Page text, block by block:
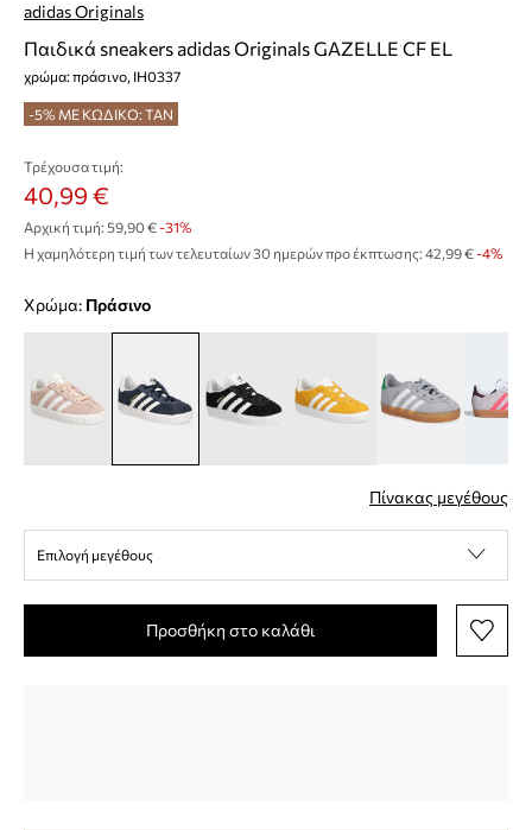
adidas Originals
Παιδικά sneakers adidas Originals GAZELLE CF EL
χρώμα: πράσινο, IH0337
-5% ΜΕ ΚΩΔΙΚΟ: TAN
Τρέχουσα τιμή:
40,99 €
Αρχική τιμή: 59,90 €-31%
Η χαμηλότερη τιμή των τελευταίων 30 ημερών προ έκπτωσης: 42,99 € -4%
Χρώμα: πράσινο
Πίνακας μεγέθους
Επιλογή μεγέθους
Προσθήκη στο καλάθι